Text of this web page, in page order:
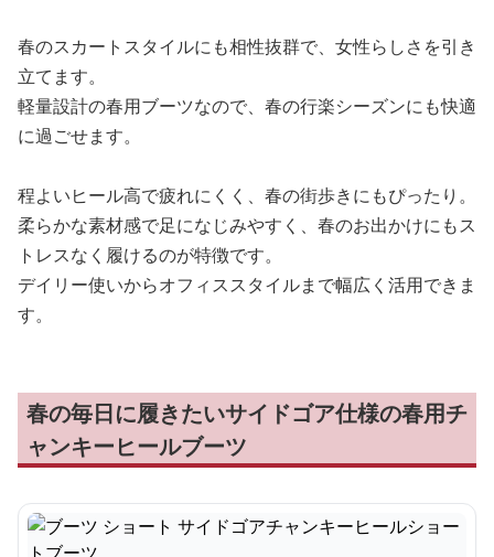
春のスカートスタイルにも相性抜群で、女性らしさを引き
立てます。
軽量設計の春用ブーツなので、春の行楽シーズンにも快適
に過ごせます。
程よいヒール高で疲れにくく、春の街歩きにもぴったり。
柔らかな素材感で足になじみやすく、春のお出かけにもス
トレスなく履けるのが特徴です。
デイリー使いからオフィススタイルまで幅広く活用できま
す。
春の毎日に履きたいサイドゴア仕様の春用チ
ャンキーヒールブーツ